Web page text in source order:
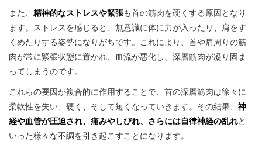
また、 精神的なストレスや緊張も首の筋肉を硬くする原因となり
ます。ストレスを感じると、無意識に体に力が入ったり、肩をす
くめたりする姿勢になりがちです。これにより、首や肩周りの筋
肉が常に緊張状態に置かれ、血流が悪化し、深層筋肉が凝り固ま
ってしまうのです。
これらの要因が複合的に作用することで、首の深層筋肉は徐々に
柔軟性を失い、硬く、そして短くなっていきます。その結果、 神
経や血管が圧迫され、痛みやしびれ、さらには自律神経の乱れと
いった様々な不調を引き起こすことになります。